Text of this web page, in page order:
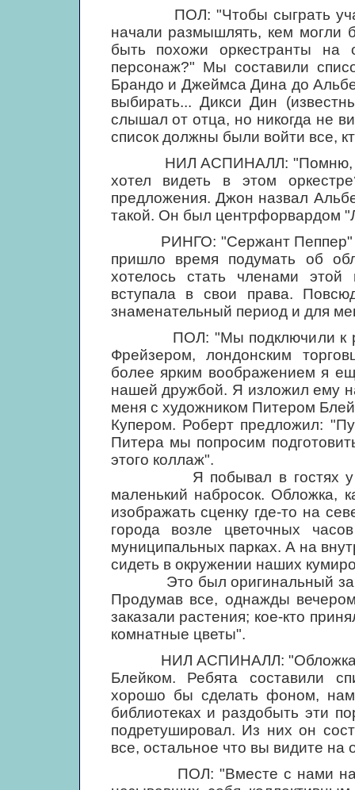
ПОЛ: "Чтобы сыграть
начали размышлять, кем могли
быть похожи оркестранты
персонаж?" Мы составили
Брандо и Джеймса Дина до
выбирать... Дикси Дин
слышал от отца, но никогда не
список должны были войти все,
НИЛ АСПИНАЛЛ: "Помню, как
хотел видеть в этом
предложения. Джон назвал
такой. Он был центрфорвардом
РИНГО: "Сержант Пеппер"
пришло время подумать об
хотелось стать членами
вступала в свои права.
знаменательный период и для
ПОЛ: "Мы подключили к
Фрейзером, лондонским
более ярким воображением я
нашей дружбой. Я изложил ему
меня с художником Питером
Купером. Роберт предложил:
Питера мы попросим
этого коллаж".
Я побывал в гостях у
маленький набросок. Обложка,
изображать сценку где-то на
города возле цветочных
муниципальных парках. А на
сидеть в окружении наших
Это был оригинальный
Продумав все, однажды
заказали растения; кое-кто
комнатные цветы".
НИЛ АСПИНАЛЛ: "Обложка
Блейком. Ребята составили
хорошо бы сделать фоном,
библиотеках и раздобыть эти
подретушировал. Из них он
все, остальное что вы видите на
ПОЛ: "Вместе с нами над